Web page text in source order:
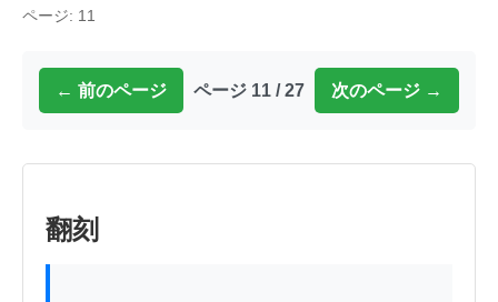
ページ: 11
← 前のページ ページ 11 / 27 次のページ →
翻刻